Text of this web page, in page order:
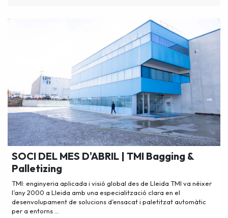
SOCI DEL MES D'ABRIL | TMI Bagging &
Palletizing
TMI: enginyeria aplicada i visió global des de Lleida TMI va néixer
l’any 2000 a Lleida amb una especialització clara en el
desenvolupament de solucions d’ensacat i paletitzat automàtic
per a entorns ...